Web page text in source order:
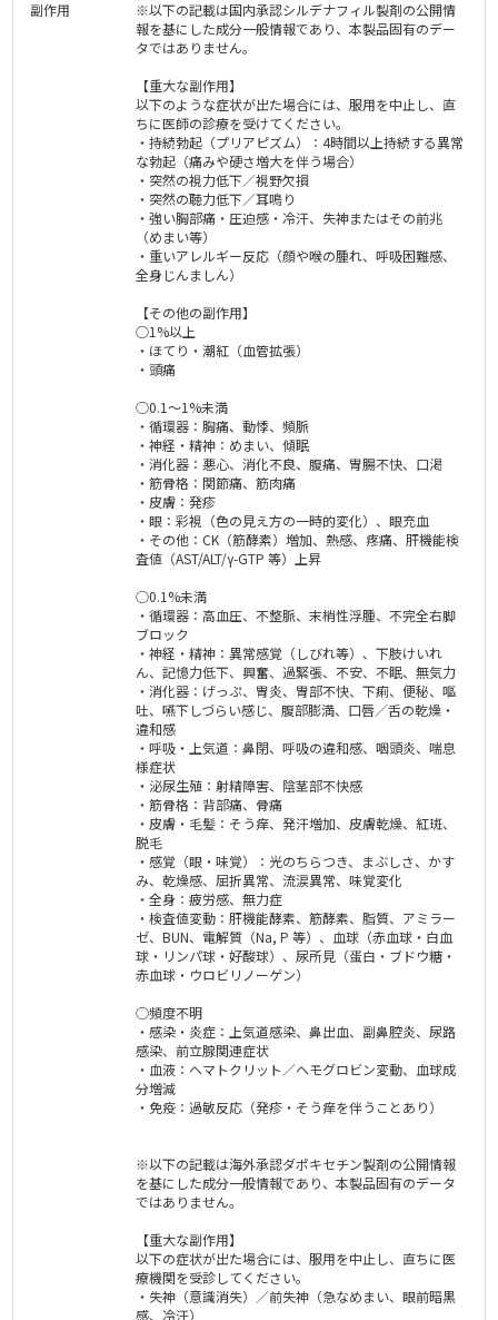
副作用
※以下の記載は国内承認シルデナフィル製剤の公開情
報を基にした成分一般情報であり、本製品固有のデー
タではありません。
【重大な副作用】
以下のような症状が出た場合には、服用を中止し、直
ちに医師の診療を受けてください。
・持続勃起（プリアピズム）：4時間以上持続する異常
な勃起（痛みや硬さ増大を伴う場合）
・突然の視力低下／視野欠損
・突然の聴力低下／耳鳴り
・強い胸部痛・圧迫感・冷汗、失神またはその前兆
（めまい等）
・重いアレルギー反応（顔や喉の腫れ、呼吸困難感、
全身じんましん）
【その他の副作用】
○1%以上
・ほてり・潮紅（血管拡張）
・頭痛
○0.1～1%未満
・循環器：胸痛、動悸、頻脈
・神経・精神：めまい、傾眠
・消化器：悪心、消化不良、腹痛、胃腸不快、口渇
・筋骨格：関節痛、筋肉痛
・皮膚：発疹
・眼：彩視（色の見え方の一時的変化）、眼充血
・その他：CK（筋酵素）増加、熱感、疼痛、肝機能検
査値（AST/ALT/γ-GTP 等）上昇
○0.1%未満
・循環器：高血圧、不整脈、末梢性浮腫、不完全右脚
ブロック
・神経・精神：異常感覚（しびれ等）、下肢けいれ
ん、記憶力低下、興奮、過緊張、不安、不眠、無気力
・消化器：げっぷ、胃炎、胃部不快、下痢、便秘、嘔
吐、嚥下しづらい感じ、腹部膨満、口唇／舌の乾燥・
違和感
・呼吸・上気道：鼻閉、呼吸の違和感、咽頭炎、喘息
様症状
・泌尿生殖：射精障害、陰茎部不快感
・筋骨格：背部痛、骨痛
・皮膚・毛髪：そう痒、発汗増加、皮膚乾燥、紅斑、
脱毛
・感覚（眼・味覚）：光のちらつき、まぶしさ、かす
み、乾燥感、屈折異常、流涙異常、味覚変化
・全身：疲労感、無力症
・検査値変動：肝機能酵素、筋酵素、脂質、アミラー
ゼ、BUN、電解質（Na, P 等）、血球（赤血球・白血
球・リンパ球・好酸球）、尿所見（蛋白・ブドウ糖・
赤血球・ウロビリノーゲン）
○頻度不明
・感染・炎症：上気道感染、鼻出血、副鼻腔炎、尿路
感染、前立腺関連症状
・血液：ヘマトクリット／ヘモグロビン変動、血球成
分増減
・免疫：過敏反応（発疹・そう痒を伴うことあり）
※以下の記載は海外承認ダポキセチン製剤の公開情報
を基にした成分一般情報であり、本製品固有のデータ
ではありません。
【重大な副作用】
以下の症状が出た場合には、服用を中止し、直ちに医
療機関を受診してください。
・失神（意識消失）／前失神（急なめまい、眼前暗黒
感、冷汗）